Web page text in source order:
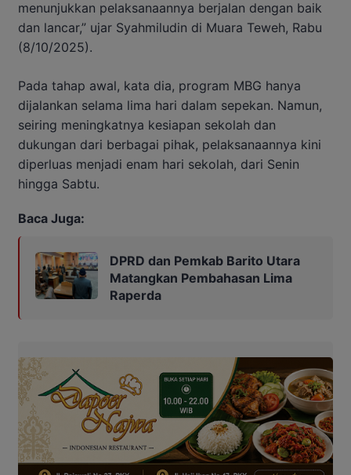
menunjukkan pelaksanaannya berjalan dengan baik
dan lancar,” ujar Syahmiludin di Muara Teweh, Rabu
(8/10/2025).
Pada tahap awal, kata dia, program MBG hanya
dijalankan selama lima hari dalam sepekan. Namun,
seiring meningkatnya kesiapan sekolah dan
dukungan dari berbagai pihak, pelaksanaannya kini
diperluas menjadi enam hari sekolah, dari Senin
hingga Sabtu.
Baca Juga:
DPRD dan Pemkab Barito Utara
Matangkan Pembahasan Lima
Raperda